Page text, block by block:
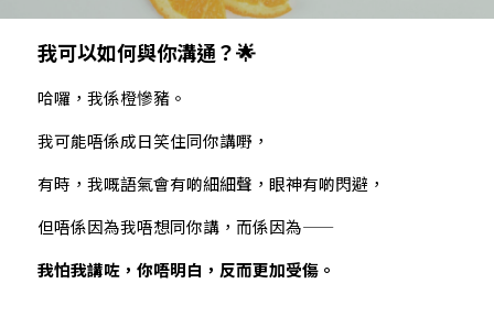
合作機構
聯絡我們
搜索
我可以如何與你溝通？🌟
哈囉，我係橙慘豬。
我可能唔係成日笑住同你講嘢，
有時，我嘅語氣會有啲細細聲，眼神有啲閃避，
但唔係因為我唔想同你講，而係因為——
我怕我講咗，你唔明白，反而更加受傷。